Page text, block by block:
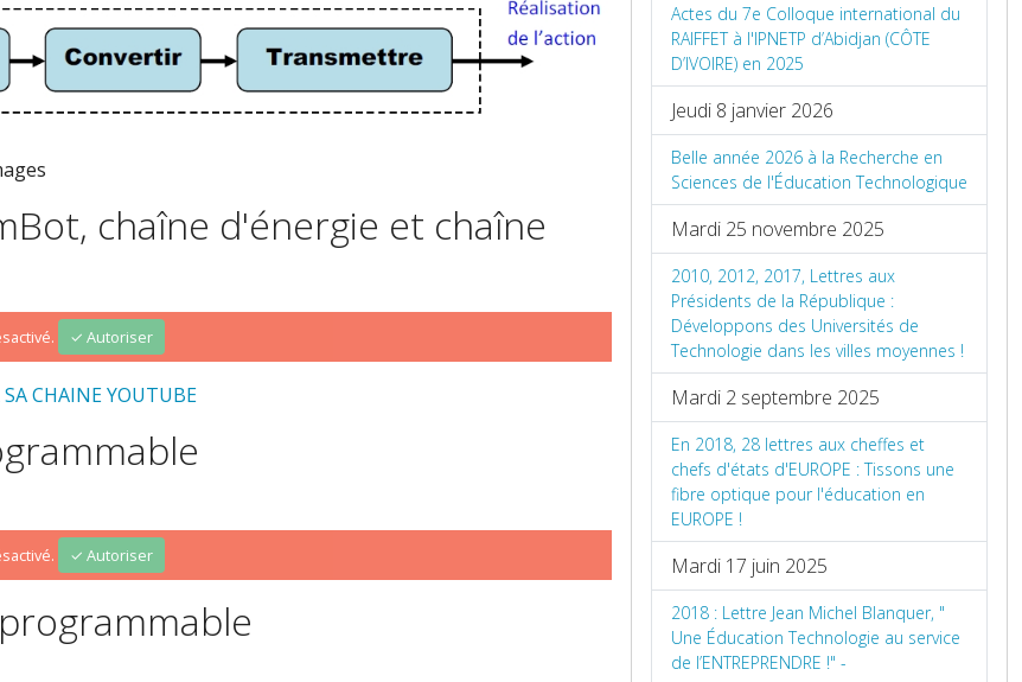
chaîne d'énergie et chaîne
✓ Autoriser
SA CHAINE YOUTUBE
✓ Autoriser
Actes du 7e Colloque international du
RAIFFET à l'IPNETP d’Abidjan (CÔTE
D’IVOIRE) en 2025
Jeudi 8 janvier 2026
Belle année 2026 à la Recherche en
Sciences de l'Éducation Technologique
Mardi 25 novembre 2025
2010, 2012, 2017, Lettres aux
Présidents de la République :
Développons des Universités de
Technologie dans les villes moyennes !
Mardi 2 septembre 2025
En 2018, 28 lettres aux cheffes et
chefs d'états d'EUROPE : Tissons une
fibre optique pour l'éducation en
EUROPE !
Mardi 17 juin 2025
2018 : Lettre Jean Michel Blanquer, "
Une Éducation Technologie au service
de l’ENTREPRENDRE !" -